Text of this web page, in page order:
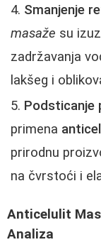
Smanjenje
masaže su
zadržavanja
lakšeg i
Podsticanje
primena
prirodnu
na čvrstoći i
Anticelulit
Analiza